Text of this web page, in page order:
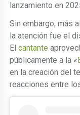
lanzamiento en
Sin embargo, más
la atención fue el
Elcantante
públicamente a la «
en la creación del
reacciones entre